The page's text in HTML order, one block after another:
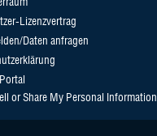
Lizenzvertrag
Daten anfragen
or Share My Personal Information